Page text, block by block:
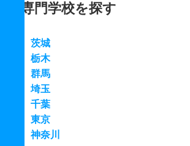
専門学校を探す
茨城
栃木
群馬
埼玉
千葉
東京
神奈川